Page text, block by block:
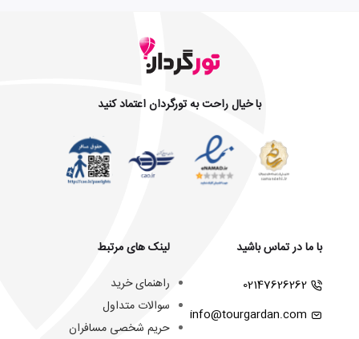
با خیال راحت به تورگردان اعتماد کنید
با ما در تماس باشید
02147626262
info@tourgardan.com
لینک های مرتبط
راهنمای خرید
سوالات متداول
حریم شخصی مسافران